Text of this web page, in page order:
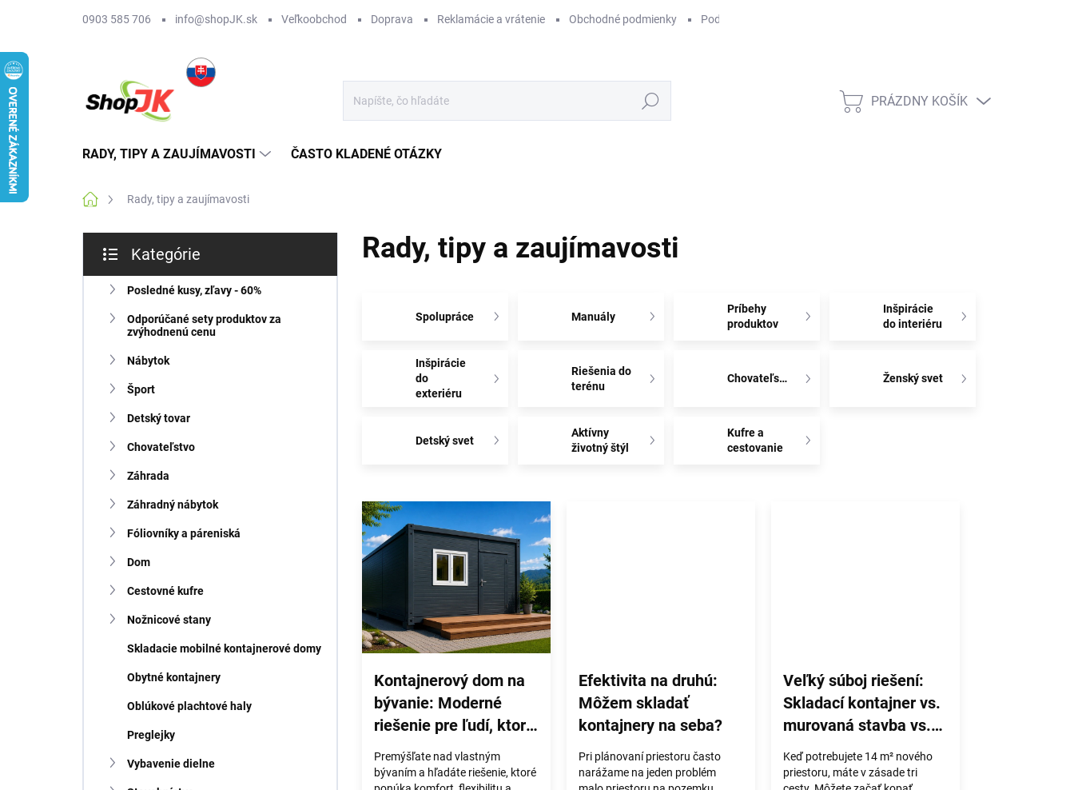
0903 585 706 info@shopJK.sk Veľkoobchod Doprava Reklamácie a vrátenie Obchodné podmienky Podmienky ochrany osobných údajov
Hľadať
NÁKUPNÝ
PRÁZDNY KOŠÍK
RADY, TIPY A ZAUJÍMAVOSTI ČASTO KLADENÉ OTÁZKY
DomovRady, tipy a zaujímavosti
č
kategórie
Kategórie
Posledné kusy, zľavy - 60%
Odporúčané sety produktov za
zvýhodnenú cenu
Nábytok
Šport
Detský tovar
Chovateľstvo
Záhrada
Záhradný nábytok
Fóliovníky a páreniská
Dom
Cestovné kufre
Nožnicové stany
Skladacie mobilné kontajnerové domy
Obytné kontajnery
Oblúkové plachtové haly
Preglejky
Vybavenie dielne
Rady, tipy a zaujímavosti
Spolupráce Manuály
Príbehy
produktov
Inšpirácie
do interiéru
Inšpirácie
do
exteriéru
Riešenia do
terénu
Chovateľstvo Ženský svet
Detský svet
Aktívny
životný štýl
Kufre a
cestovanie
ý
p
i
s
č
á
n
k
Kontajnerový dom na
bývanie: Moderné
riešenie pre ľudí, ktorí
myslia na budúcnosť
Premýšľate nad vlastným
bývaním a hľadáte riešenie, ktoré
Efektivita na druhú:
Môžem skladať
kontajnery na seba?
Pri plánovaní priestoru často
narážame na jeden problém
Veľký súboj riešení:
Skladací kontajner vs.
murovaná stavba vs.
drevený domček
Keď potrebujete 14 m² nového
priestoru, máte v zásade tri